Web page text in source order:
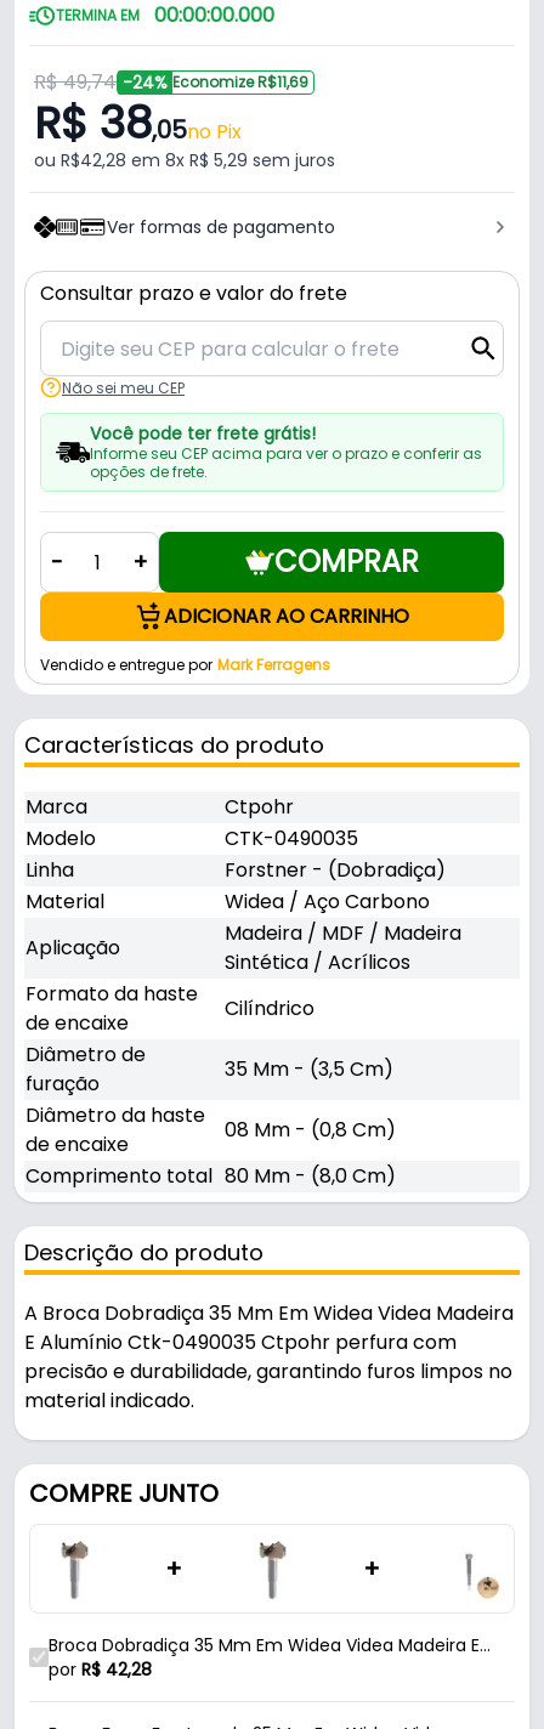
TERMINA EM 00:00:00.000
R$ 49,74 -24% Economize R$11,69
R$ 38,05no Pix
ou R$42,28 em 8x R$ 5,29 sem juros
Ver formas de pagamento
Consultar prazo e valor do frete
Não sei meu CEP
Você pode ter frete grátis!
Informe seu CEP acima para ver o prazo e conferir as
opções de frete.
- + COMPRAR
ADICIONAR AO CARRINHO
Vendido e entregue por Mark Ferragens
Características do produto
Marca
Ctpohr
Modelo
CTK-0490035
Linha
Forstner - (Dobradiça)
Material
Widea / Aço Carbono
Aplicação
Madeira / MDF / Madeira
Sintética / Acrílicos
Formato da haste
de encaixe
Cilíndrico
Diâmetro de
furação
35 Mm - (3,5 Cm)
Diâmetro da haste
de encaixe
08 Mm - (0,8 Cm)
Comprimento total 80 Mm - (8,0 Cm)
Descrição do produto
A Broca Dobradiça 35 Mm Em Widea Videa Madeira
E Alumínio Ctk-0490035 Ctpohr perfura com
precisão e durabilidade, garantindo furos limpos no
material indicado.
Indicado para madeira / mdf / madeira sintética /
acrílicos, é uma solução prática para uso em
oficinas, obras e manutenção.
Fabricada em Widea / Aço Carbono, é resistente e
durável no uso diário.
Características:
- Modelo: CTK-0490035
COMPRE JUNTO
+ +
Broca Dobradiça 35 Mm Em Widea Videa Madeira E
Alumínio Ctk-0490035 Ctpohr
por R$ 42,28